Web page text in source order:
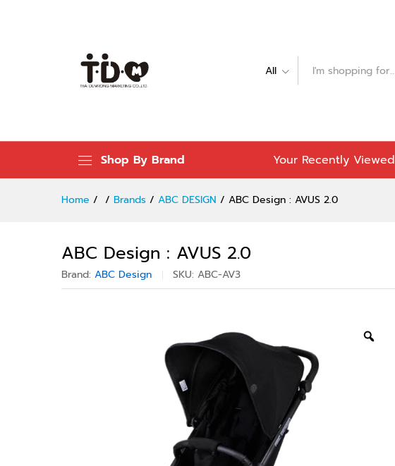
All
Shop By Brand Your Recently Viewed
Home / / Brands / ABC DESIGN / ABC Design : AVUS 2.0
ABC Design : AVUS 2.0
Brand: ABC Design SKU: ABC-AV3